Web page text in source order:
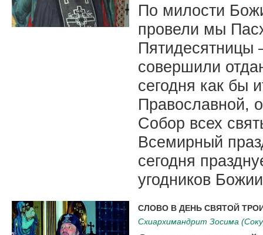
По милости
провели мы
Пятидесятницы
совершили
сегодня как бы
Православной,
Собор всех
Всемирный
сегодня
угодников
СЛОВО В ДЕНЬ СВЯТОЙ
Схиархимандрит Зосима